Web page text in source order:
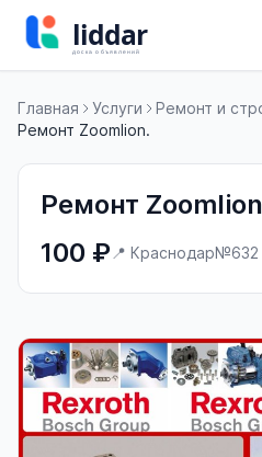
Главная Услуги
Ремонт и
Ремонт Zoomlion.
Ремонт
100 ₽ 📍 Краснодар№63